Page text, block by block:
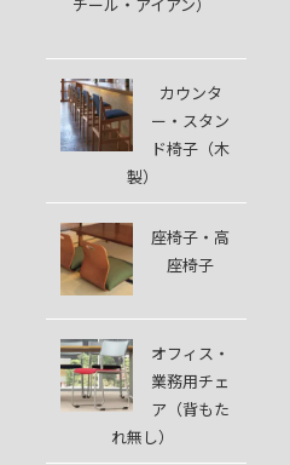
カウンタ
ー・スタン
ド椅子（木
製）
座椅子・高
座椅子
オフィス・
業務用チェ
ア（背もた
れ無し）